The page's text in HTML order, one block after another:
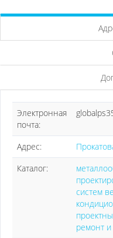
Электронная
почта:
Адрес:
Каталог:
систем
ремонт